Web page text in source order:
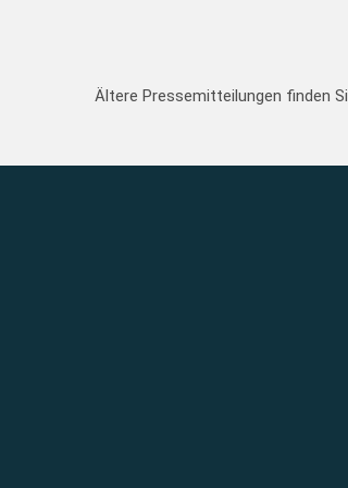
Ältere Pressemitteilungen finden